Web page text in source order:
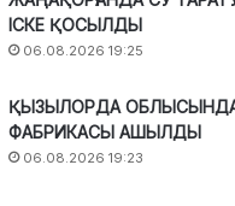
ІСКЕ ҚОСЫЛДЫ
06.08.2026 19:25
ҚЫЗЫЛОРДА
ФАБРИКАСЫ АШЫЛДЫ
06.08.2026 19:23